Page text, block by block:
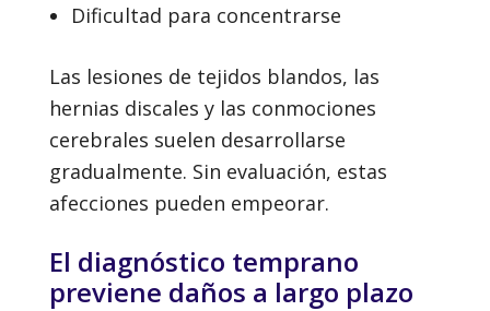
Dificultad para concentrarse
Las lesiones de tejidos blandos, las
hernias discales y las conmociones
cerebrales suelen desarrollarse
gradualmente. Sin evaluación, estas
afecciones pueden empeorar.
El diagnóstico temprano
previene daños a largo plazo